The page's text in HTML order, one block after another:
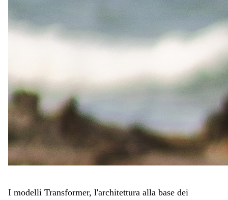
I modelli Transformer, l'architettura alla base dei